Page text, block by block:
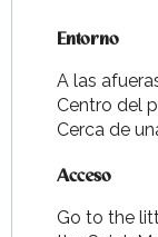
Entorno
Entorno
A las
Centro del
Cerca de
Acceso
Acceso
Go to the